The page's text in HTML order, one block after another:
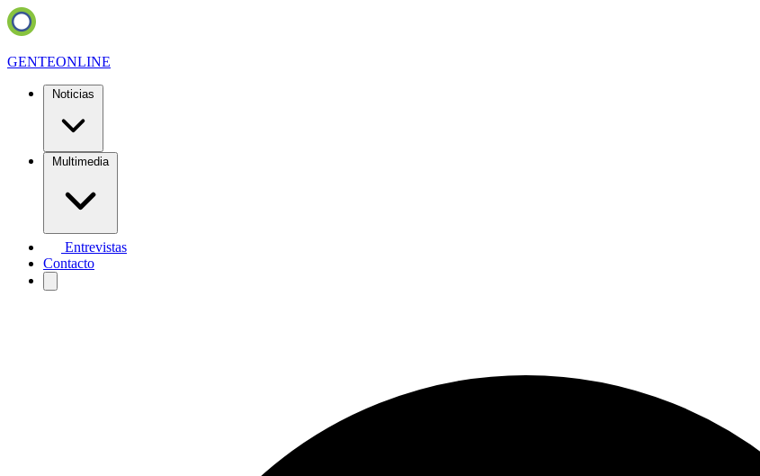
GENTEONLINE
Noticias
Multimedia
Entrevistas
Contacto